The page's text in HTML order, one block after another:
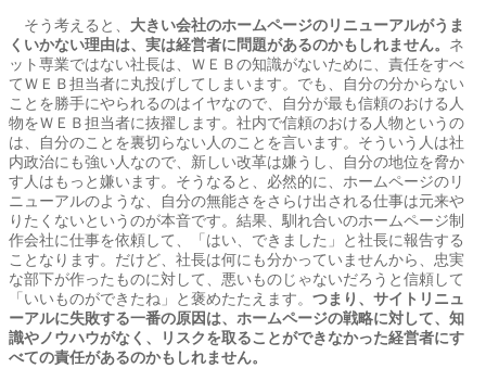
そう考えると、 大きい会社のホームページのリニューアルがうま
くいかない理由は、実は経営者に問題があるのかもしれません。 ネ
ット専業ではない社長は、ＷＥＢの知識がないために、責任をすべ
てＷＥＢ担当者に丸投げしてしまいます。でも、自分の分からない
ことを勝手にやられるのはイヤなので、自分が最も信頼のおける人
物をＷＥＢ担当者に抜擢します。社内で信頼のおける人物というの
は、自分のことを裏切らない人のことを言います。そういう人は社
内政治にも強い人なので、新しい改革は嫌うし、自分の地位を脅か
す人はもっと嫌います。そうなると、必然的に、ホームページのリ
ニューアルのような、自分の無能さをさらけ出される仕事は元来や
りたくないというのが本音です。結果、馴れ合いのホームページ制
作会社に仕事を依頼して、「はい、できました」と社長に報告する
ことなります。だけど、社長は何にも分かっていませんから、忠実
な部下が作ったものに対して、悪いものじゃないだろうと信頼して
「いいものができたね」と褒めたたえます。 つまり、サイトリニュ
ーアルに失敗する一番の原因は、ホームページの戦略に対して、知
識やノウハウがなく、リスクを取ることができなかった経営者にす
べての責任があるのかもしれません。